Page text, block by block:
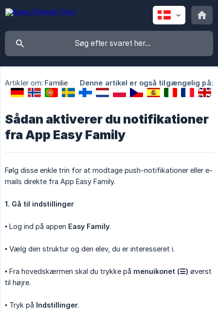
Artikler om: Familie Denne artikel er også tilgængelig på:
Sådan aktiverer du notifikationer
fra App Easy Family
Følg disse enkle trin for at modtage push-notifikationer eller e-
mails direkte fra App Easy Family.
1. Gå til indstillinger
• Log ind på appen Easy Family.
• Vælg den struktur og den elev, du er interesseret i.
• Fra hovedskærmen skal du trykke på menuikonet (☰) øverst
til højre.
• Tryk på Indstillinger.